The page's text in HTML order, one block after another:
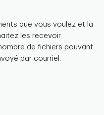
que vous voulez et la
les recevoir.
de fichiers pouvant
par courriel.